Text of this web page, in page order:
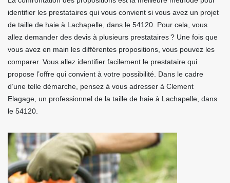
identifier les prestataires qui vous convient si vous avez un projet
de taille de haie à Lachapelle, dans le 54120. Pour cela, vous
allez demander des devis à plusieurs prestataires ? Une fois que
vous avez en main les différentes propositions, vous pouvez les
comparer. Vous allez identifier facilement le prestataire qui
propose l’offre qui convient à votre possibilité. Dans le cadre
d’une telle démarche, pensez à vous adresser à Clement
Elagage, un professionnel de la taille de haie à Lachapelle, dans
le 54120.